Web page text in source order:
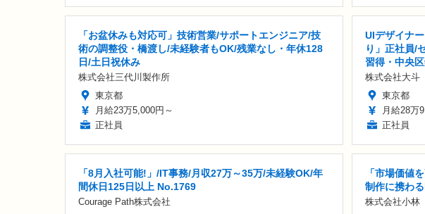
「お盆休みも対応可」技術営業/サポートエンジニア/技
術の調整役・橋渡し/未経験者もOK/残業なし・年休128
日/土日祝休み
株式会社三代川製作所
東京都
月給23万5,000円～
正社員
UIデザイナ
り」正社員/
習得・中央
株式会社大斗
東京都
月給28万
正社員
「8月入社可能!」/IT事務/月収27万～35万/未経験OK/年
間休日125日以上 No.1769
Courage Path株式会社
「市場価値
制作に携わ
株式会社小林